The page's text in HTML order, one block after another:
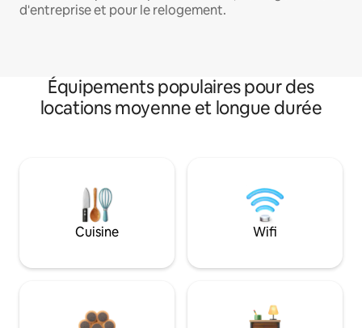
d'entreprise et pour le relogement.
Équipements populaires pour des
locations moyenne et longue durée
Cuisine Wifi